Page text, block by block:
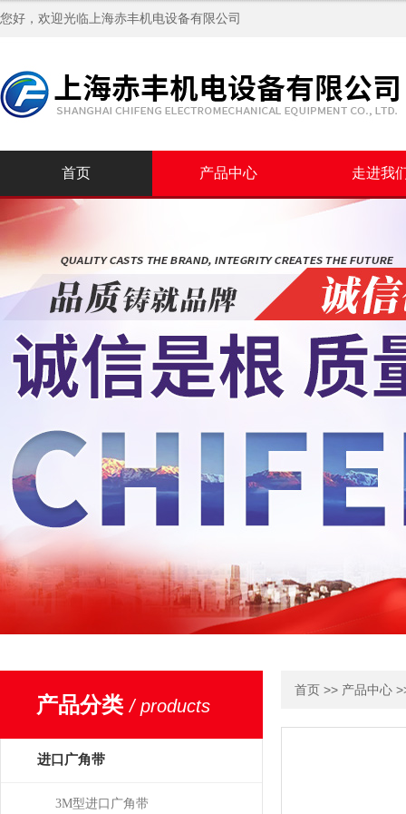
您好，欢迎光临上海赤丰机电设备有限公司
首页 产品中心 走进我
产品分类/ products
进口广角带
3M型进口广角带
首页 >> 产品中心